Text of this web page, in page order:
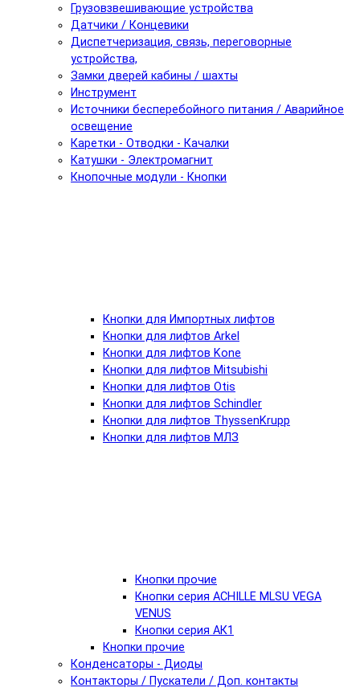
Грузовзвешивающие устройства
Датчики / Концевики
Диспетчеризация, связь, переговорные
устройства,
Замки дверей кабины / шахты
Инструмент
Источники бесперебойного питания / Аварийное
освещение
Каретки - Отводки - Качалки
Катушки - Электромагнит
Кнопочные модули - Кнопки
Кнопки для Импортных лифтов
Кнопки для лифтов Arkel
Кнопки для лифтов Kone
Кнопки для лифтов Mitsubishi
Кнопки для лифтов Otis
Кнопки для лифтов Schindler
Кнопки для лифтов ThyssenKrupp
Кнопки для лифтов МЛЗ
Кнопки прочие
Кнопки серия ACHILLE MLSU VEGA
VENUS
Кнопки серия АК1
Кнопки прочие
Конденсаторы - Диоды
Контакторы / Пускатели / Доп. контакты